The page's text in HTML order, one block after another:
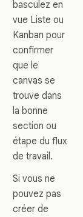
basculez en
vue Liste ou
Kanban pour
confirmer
que le
canvas se
trouve dans
la bonne
section ou
étape du flux
de travail.
Si vous ne
pouvez pas
créer de